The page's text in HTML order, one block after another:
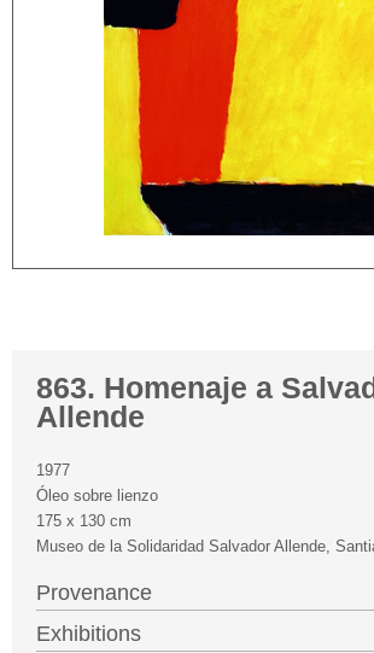
863. Homenaje a
Allende
1977
Óleo sobre lienzo
175 x 130 cm
Museo de la Solidaridad Salvador Allende,
Provenance
Exhibitions